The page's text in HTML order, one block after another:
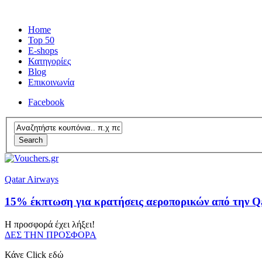
Home
Top 50
E-shops
Κατηγορίες
Blog
Επικοινωνία
Facebook
Search
Qatar Airways
15% έκπτωση για κρατήσεις αεροπορικών από την
Η προσφορά έχει λήξει!
ΔΕΣ ΤΗΝ ΠΡΟΣΦΟΡΑ
Κάνε Click εδώ